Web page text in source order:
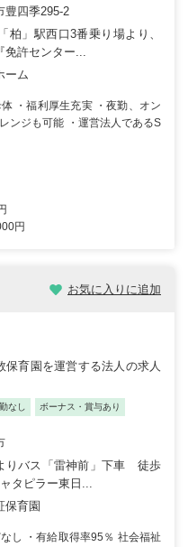
豊四季295-2
柏」駅西口3番乗り場より、
免許センター...
ーム
・福利厚生充実 ・夜勤、オン
ンジも可能 ・運営法人であるS
円
お気に入りに追加
育園を運営する法人の求人
なし ボーナス・賞与あり
りバス「雷神前」下車 徒歩
タピラー東日...
保育園
し ・有給取得率95％ 社会福祉